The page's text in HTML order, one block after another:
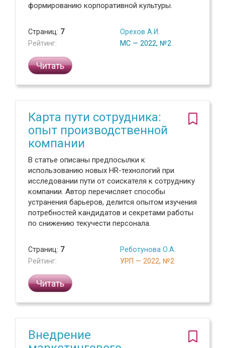
формированию корпоративной культуры.
Страниц: 7
Рейтинг:
Орехов А.И.
МС — 2022, №2
Читать
Карта пути сотрудника:
опыт производственной
компании
В статье описаны предпосылки к
использованию новых HR-технологий при
исследовании пути от соискателя к сотруднику
компании. Автор перечисляет способы
устранения барьеров, делится опытом изучения
потребностей кандидатов и секретами работы
по снижению текучести персонала.
Страниц: 7
Рейтинг:
Реботунова О.А.
УРП — 2022, №2
Читать
Внедрение